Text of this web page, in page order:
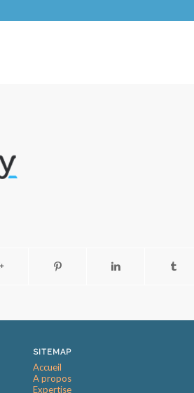
SITEMAP
Accueil
A propos
Expertise